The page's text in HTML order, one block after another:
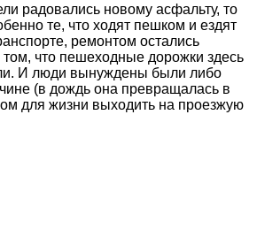
радовались новому асфальту, то
те, что ходят пешком и ездят
ремонтом остались
что пешеходные дорожки здесь
И люди вынуждены были либо
(в дождь она превращалась в
для жизни выходить на проезжую